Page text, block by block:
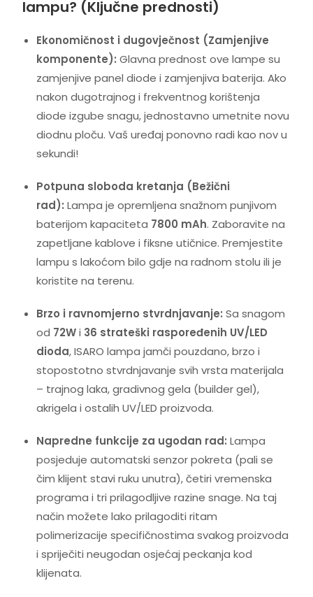
lampu? (Ključne prednosti)
Ekonomičnost i dugovječnost (Zamjenjive
komponente): Glavna prednost ove lampe su
zamjenjive panel diode i zamjenjiva baterija. Ako
nakon dugotrajnog i frekventnog korištenja
diode izgube snagu, jednostavno umetnite novu
diodnu ploču. Vaš uređaj ponovno radi kao nov u
sekundi!
Potpuna sloboda kretanja (Bežični
rad): Lampa je opremljena snažnom punjivom
baterijom kapaciteta 7800 mAh. Zaboravite na
zapetljane kablove i fiksne utičnice. Premjestite
lampu s lakoćom bilo gdje na radnom stolu ili je
koristite na terenu.
Brzo i ravnomjerno stvrdnjavanje: Sa snagom
od 72Wi 36 strateški raspoređenih UV/LED
dioda, ISARO lampa jamči pouzdano, brzo i
stopostotno stvrdnjavanje svih vrsta materijala
– trajnog laka, gradivnog gela (builder gel),
akrigela i ostalih UV/LED proizvoda.
Napredne funkcije za ugodan rad: Lampa
posjeduje automatski senzor pokreta (pali se
čim klijent stavi ruku unutra), četiri vremenska
programa i tri prilagodljive razine snage. Na taj
način možete lako prilagoditi ritam
polimerizacije specifičnostima svakog proizvoda
i spriječiti neugodan osjećaj peckanja kod
klijenata.